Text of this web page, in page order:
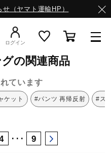
（ヤマト運輸HP）
ア
ログイン
ビング
の関連商品
ています
ケット #パンツ 再帰反射 #ス
･･･ 9